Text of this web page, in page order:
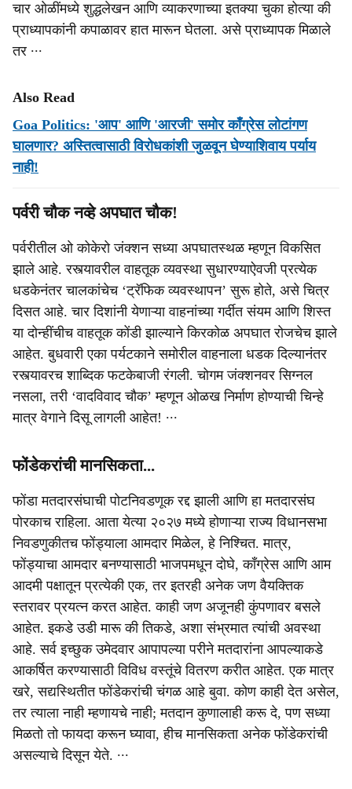
चार ओळींमध्ये शुद्धलेखन आणि व्याकरणाच्या इतक्या चुका होत्या की
प्राध्यापकांनी कपाळावर हात मारून घेतला. असे प्राध्यापक मिळाले
तर ∙∙∙
Also Read
Goa Politics: 'आप' आणि 'आरजी' समोर काँग्रेस लोटांगण
घालणार? अस्तित्वासाठी विरोधकांशी जुळवून घेण्याशिवाय पर्याय
नाही!
पर्वरी चौक नव्हे अपघात चौक!
पर्वरीतील ओ कोकेरो जंक्शन सध्या अपघातस्थळ म्हणून विकसित
झाले आहे. रस्त्यावरील वाहतूक व्यवस्था सुधारण्याऐवजी प्रत्येक
धडकेनंतर चालकांचेच ‘ट्रॅफिक व्यवस्थापन’ सुरू होते, असे चित्र
दिसत आहे. चार दिशांनी येणाऱ्या वाहनांच्या गर्दीत संयम आणि शिस्त
या दोन्हींचीच वाहतूक कोंडी झाल्याने किरकोळ अपघात रोजचेच झाले
आहेत. बुधवारी एका पर्यटकाने समोरील वाहनाला धडक दिल्यानंतर
रस्त्यावरच शाब्दिक फटकेबाजी रंगली. चोगम जंक्शनवर सिग्नल
नसला, तरी ‘वादविवाद चौक’ म्हणून ओळख निर्माण होण्याची चिन्हे
मात्र वेगाने दिसू लागली आहेत! ∙∙∙
फोंडेकरांची मानसिकता...
फोंडा मतदारसंघाची पोटनिवडणूक रद्द झाली आणि हा मतदारसंघ
पोरकाच राहिला. आता येत्या २०२७ मध्ये होणाऱ्या राज्य विधानसभा
निवडणुकीतच फोंड्याला आमदार मिळेल, हे निश्चित. मात्र,
फोंड्याचा आमदार बनण्यासाठी भाजपमधून दोघे, काँग्रेस आणि आम
आदमी पक्षातून प्रत्येकी एक, तर इतरही अनेक जण वैयक्तिक
स्तरावर प्रयत्न करत आहेत. काही जण अजूनही कुंपणावर बसले
आहेत. इकडे उडी मारू की तिकडे, अशा संभ्रमात त्यांची अवस्था
आहे. सर्व इच्छुक उमेदवार आपापल्या परीने मतदारांना आपल्याकडे
आकर्षित करण्यासाठी विविध वस्तूंचे वितरण करीत आहेत. एक मात्र
खरे, सद्यस्थितीत फोंडेकरांची चंगळ आहे बुवा. कोण काही देत असेल,
तर त्याला नाही म्हणायचे नाही; मतदान कुणालाही करू दे, पण सध्या
मिळतो तो फायदा करून घ्यावा, हीच मानसिकता अनेक फोंडेकरांची
असल्याचे दिसून येते. ∙∙∙